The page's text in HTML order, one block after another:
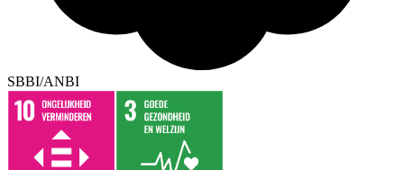
SBBI/ANBI